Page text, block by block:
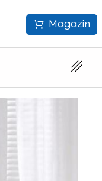
Magazin